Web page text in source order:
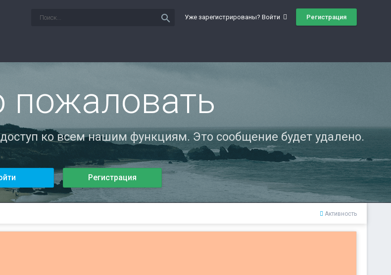
Уже зарегистрированы? Войти Регистрация
search
пожаловать
ко всем нашим функциям. Это сообщение будет удалено.
Регистрация
Активность